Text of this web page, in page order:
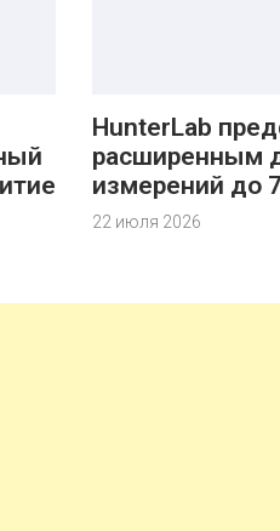
HunterLab
расширенным
измерений до
22 июля 2026